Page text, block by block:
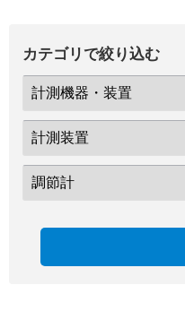
カテゴリで絞り込む